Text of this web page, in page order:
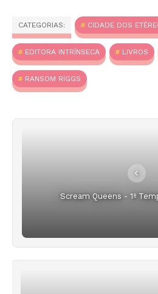
CATEGORIAS: CIDADE DOS
EDITORA INTRÍNSECA LIVROS
RANSOM RIGGS
Scream Queens - 1ª